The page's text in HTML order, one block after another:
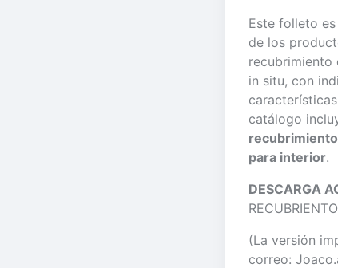
Este folleto
de los
recubrimiento
in situ, con
catálogo
para interior.
DESCARGA
(La versión
correo: